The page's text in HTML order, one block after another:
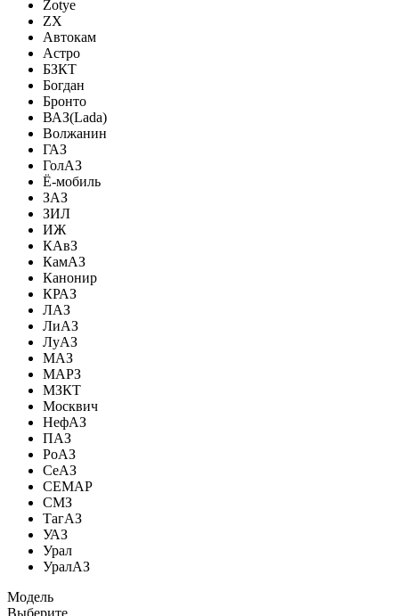
Zotye
ZX
Автокам
Астро
БЗКТ
Богдан
Бронто
ВАЗ(Lada)
Волжанин
ГАЗ
ГолАЗ
Ё-мобиль
ЗАЗ
ЗИЛ
ИЖ
КАвЗ
КамАЗ
Канонир
КРАЗ
ЛАЗ
ЛиАЗ
ЛуАЗ
МАЗ
МАРЗ
МЗКТ
Москвич
НефАЗ
ПАЗ
РоАЗ
СеАЗ
СЕМАР
СМЗ
ТагАЗ
УАЗ
Урал
УралАЗ
Модель
Выберите